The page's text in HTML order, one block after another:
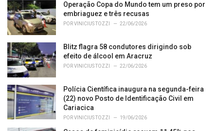
:
Operação Copa do Mundo tem um preso por
embriaguez e três recusas
PORVINICIUS TOZZI 22/06/2026
Blitz flagra 58 condutores dirigindo sob
efeito de álcool em Aracruz
PORVINICIUS TOZZI 22/06/2026
Polícia Científica inaugura na segunda-feira
(22) novo Posto de Identificação Civil em
Cariacica
PORVINICIUS TOZZI 19/06/2026